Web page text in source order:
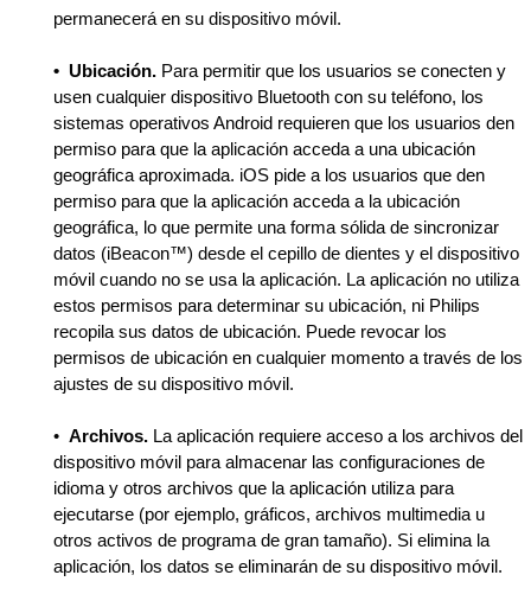
permanecerá en su dispositivo móvil.
• Ubicación. Para permitir que los usuarios se conecten y
usen cualquier dispositivo Bluetooth con su teléfono, los
sistemas operativos Android requieren que los usuarios den
permiso para que la aplicación acceda a una ubicación
geográfica aproximada. iOS pide a los usuarios que den
permiso para que la aplicación acceda a la ubicación
geográfica, lo que permite una forma sólida de sincronizar
datos (iBeacon™) desde el cepillo de dientes y el dispositivo
móvil cuando no se usa la aplicación. La aplicación no utiliza
estos permisos para determinar su ubicación, ni Philips
recopila sus datos de ubicación. Puede revocar los
permisos de ubicación en cualquier momento a través de los
ajustes de su dispositivo móvil.
• Archivos. La aplicación requiere acceso a los archivos del
dispositivo móvil para almacenar las configuraciones de
idioma y otros archivos que la aplicación utiliza para
ejecutarse (por ejemplo, gráficos, archivos multimedia u
otros activos de programa de gran tamaño). Si elimina la
aplicación, los datos se eliminarán de su dispositivo móvil.